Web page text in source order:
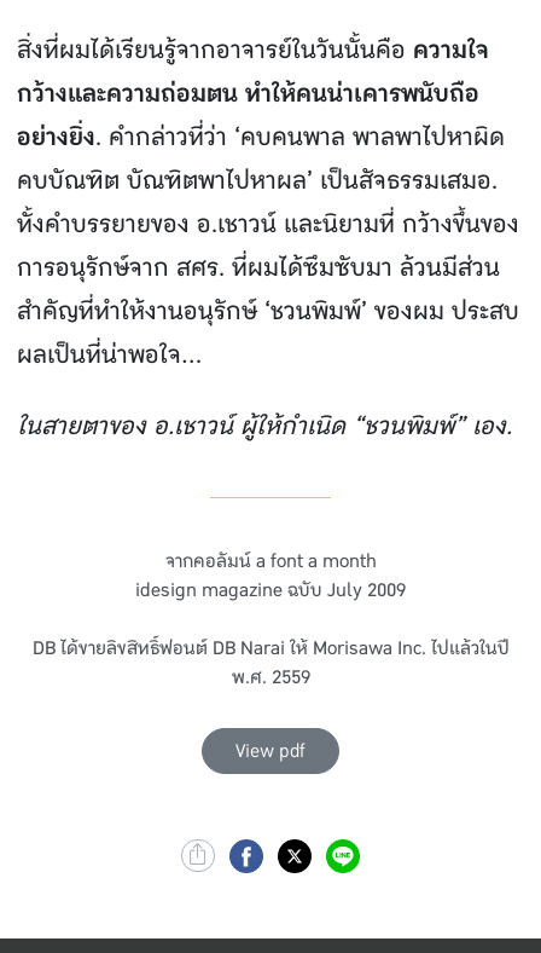
สิ่งที่ผมได้เรียนรู้จากอาจารย์ในวันนั้นคือ ความใจ
กว้างและความถ่อมตน ทําให้คนน่าเคารพนับถือ
อย่างยิ่ง. คํากล่าวที่ว่า ‘คบคนพาล พาลพาไปหาผิด
คบบัณฑิต บัณฑิตพาไปหาผล’ เป็นสัจธรรมเสมอ.
ทั้งคําบรรยายของ อ.เชาวน์ และนิยามที่ กว้างขึ้นของ
การอนุรักษ์จาก สศร. ที่ผมได้ซึมซับมา ล้วนมีส่วน
สําคัญที่ทําให้งานอนุรักษ์ ‘ชวนพิมพ์’ ของผม ประสบ
ผลเป็นที่น่าพอใจ…
ในสายตาของ อ.เชาวน์ ผู้ให้กําเนิด “ชวนพิมพ์” เอง.
จากคอลัมน์ a font a month
idesign magazine ฉบับ July 2009
DB ได้ขายลิขสิทธิ์ฟอนต์ DB Narai ให้ Morisawa Inc. ไปแล้วในปี
พ.ศ. 2559
View pdf